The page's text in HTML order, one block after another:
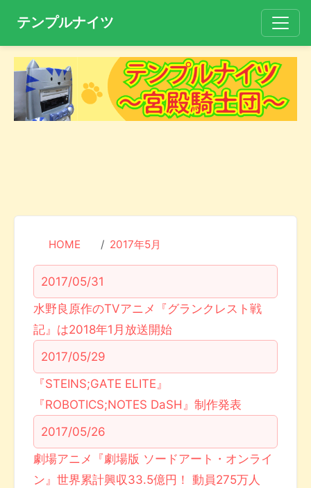
テンプルナイツ
HOME 2017年5月
2017/05/31
水野良原作のTVアニメ『グランクレスト戦
記』は2018年1月放送開始
2017/05/29
『STEINS;GATE ELITE』
『ROBOTICS;NOTES DaSH』制作発表
2017/05/26
劇場アニメ『劇場版 ソードアート・オンライ
ン』世界累計興収33.5億円！ 動員275万人